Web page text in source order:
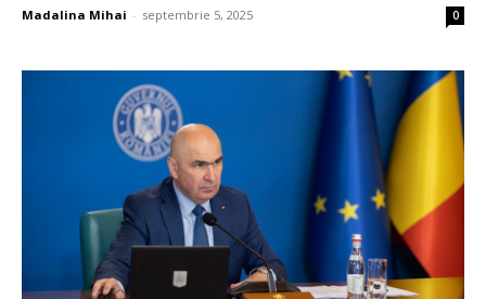
Madalina Mihai - septembrie 5, 2025 0